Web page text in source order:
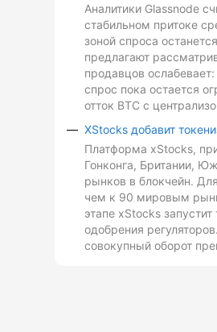
Аналитики Glassnode
стабильном притоке
зоной спроса
предлагают
продавцов
спрос пока остается
отток BTC с
XStocks добавит
Платформа xStocks,
Гонконга, Британии,
рынков в блокчейн.
чем к 90 мировым
этапе xStocks
одобрения
совокупный оборот